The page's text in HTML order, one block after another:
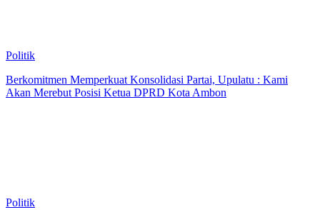
Politik
Berkomitmen Memperkuat Konsolidasi Partai, Upulatu : Kami
Akan Merebut Posisi Ketua DPRD Kota Ambon
Politik